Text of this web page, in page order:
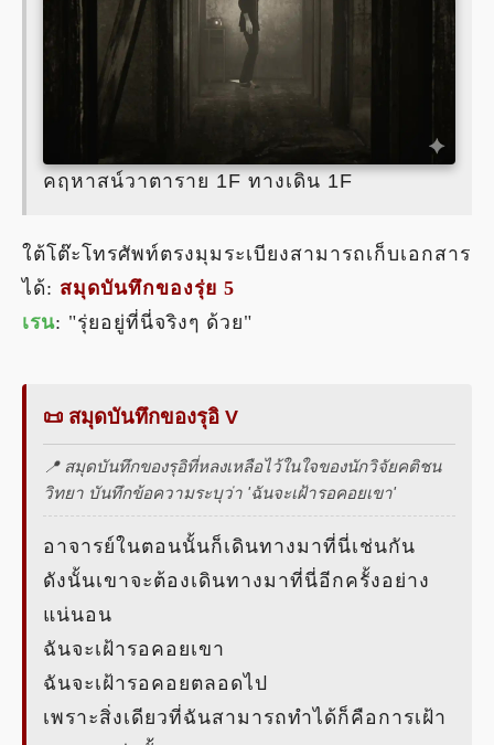
คฤหาสน์วาตาราย 1F ทางเดิน 1F
ใต้โต๊ะโทรศัพท์ตรงมุมระเบียงสามารถเก็บเอกสาร
ได้: สมุดบันทึกของรุ่ย 5
เรน: "รุ่ยอยู่ที่นี่จริงๆ ด้วย"
📜 สมุดบันทึกของรุอิ V
📍 สมุดบันทึกของรุอิที่หลงเหลือไว้ในใจของนักวิจัยคติชน
วิทยา บันทึกข้อความระบุว่า 'ฉันจะเฝ้ารอคอยเขา'
อาจารย์ในตอนนั้นก็เดินทางมาที่นี่เช่นกัน
ดังนั้นเขาจะต้องเดินทางมาที่นี่อีกครั้งอย่าง
แน่นอน
ฉันจะเฝ้ารอคอยเขา
ฉันจะเฝ้ารอคอยตลอดไป
เพราะสิ่งเดียวที่ฉันสามารถทำได้ก็คือการเฝ้า